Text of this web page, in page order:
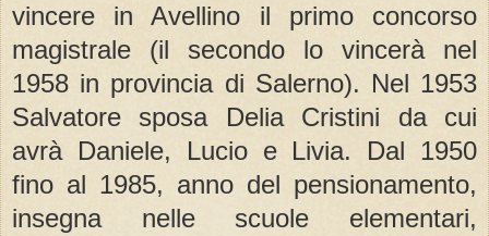
vincere in Avellino il primo concorso
magistrale (il secondo lo vincerà nel
1958 in provincia di Salerno). Nel 1953
Salvatore sposa Delia Cristini da cui
avrà Daniele, Lucio e Livia. Dal 1950
fino al 1985, anno del pensionamento,
insegna nelle scuole elementari,